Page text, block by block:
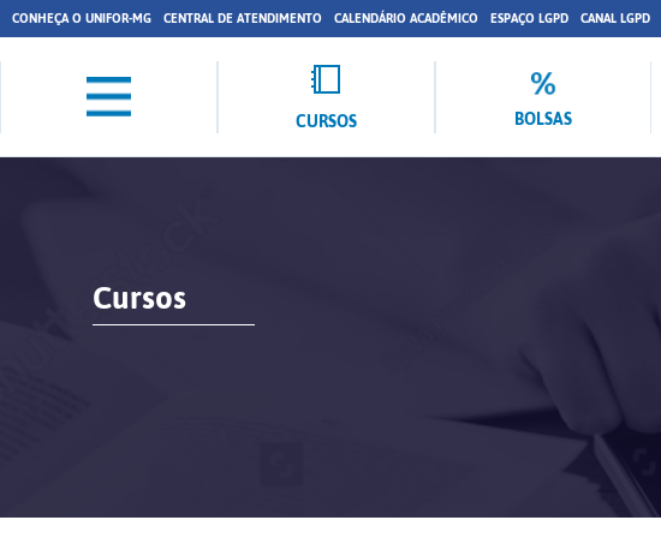
CONHEÇA O UNIFOR-MG CENTRAL DE ATENDIMENTO CALENDÁRIO ACADÊMICO ESPAÇO LGPD CANAL LGPD
CURSOS BOLSAS
Cursos